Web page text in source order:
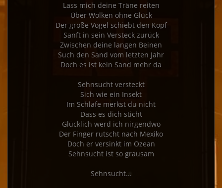
Lass mich deine Träne reiten
Über Wolken ohne Glück
Der große Vogel schiebt den Kopf
Sanft in sein Versteck zurück
Zwischen deine langen Beinen
Such den Sand vom letzten Jahr
Doch es ist kein Sand mehr da
Sehnsucht versteckt
Sich wie ein Insekt
Im Schlafe merkst du nicht
Dass es dich sticht
Glücklich werd ich nirgendwo
Der Finger rutscht nach Mexiko
Doch er versinkt im Ozean
Sehnsucht ist so grausam
Sehnsucht...